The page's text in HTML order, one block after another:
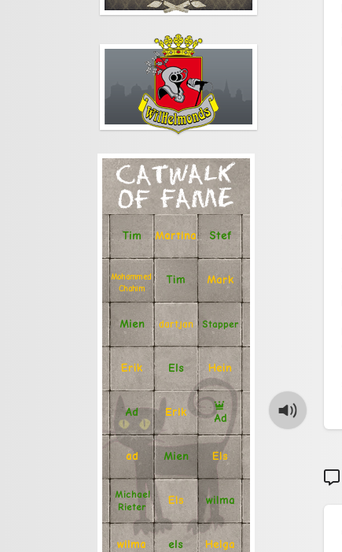
CATWALK
OF FAME
Tim Martina Stef
Mohammed
Chahim
Tim Mark
Mien dartjan Stapper
Erik Els Hein
Ad Erik
Ad
ad Mien Els
Michael
Rieter
Els wilma
wilma els Helga